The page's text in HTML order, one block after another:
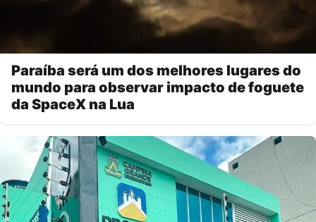
Paraíba será um dos melhores lugares do
mundo para observar impacto de foguete
da SpaceX na Lua